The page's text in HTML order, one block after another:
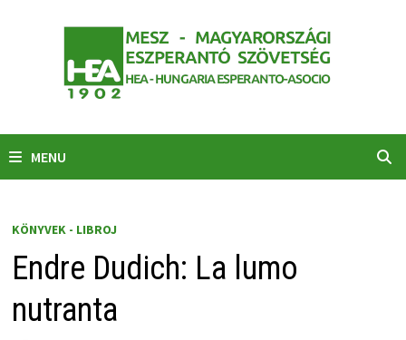
MENU
KÖNYVEK - LIBROJ
Endre Dudich: La lumo
nutranta